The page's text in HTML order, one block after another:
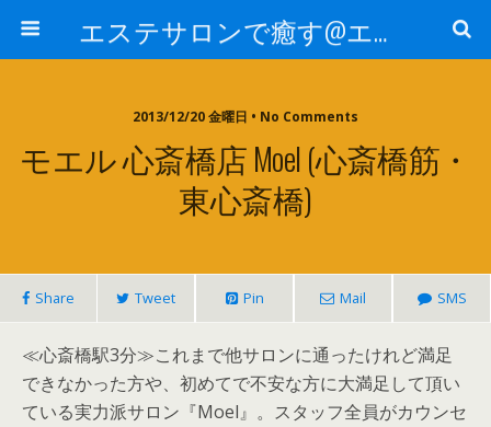
エステサロンで癒す@エステ～全国エステ情報
2013/12/20 金曜日 • No Comments
モエル 心斎橋店 Moel (心斎橋筋・
東心斎橋)
Share Tweet Pin Mail SMS
≪心斎橋駅3分≫これまで他サロンに通ったけれど満足
できなかった方や、初めてで不安な方に大満足して頂い
ている実力派サロン『Moel』。スタッフ全員がカウンセ